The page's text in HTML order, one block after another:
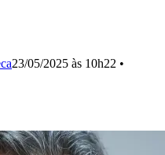
23/05/2025 às 10h22 •